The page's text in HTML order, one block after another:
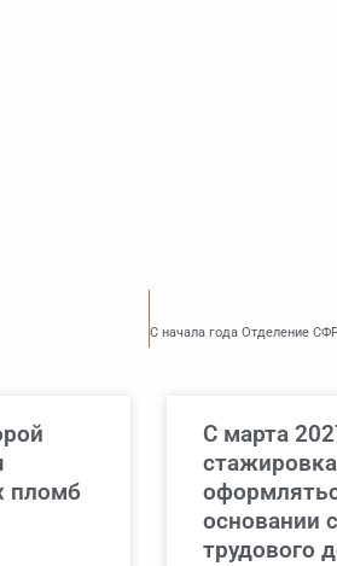
пломб
С марта
основании
трудового